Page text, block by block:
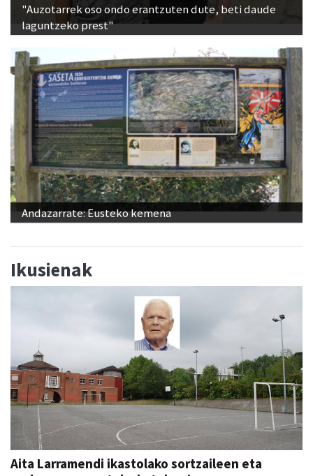
"Auzotarrek oso ondo erantzuten dute, beti daude
laguntzeko prest"
Andazarrate: Eusteko kemena
Ikusienak
Aita Larramendi ikastolako sortzaileen eta